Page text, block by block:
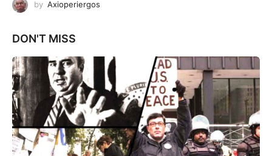
by Axioperiergos
DON'T MISS